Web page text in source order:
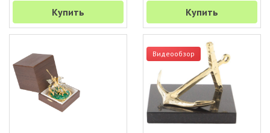
Купить Купить
Видеообзор